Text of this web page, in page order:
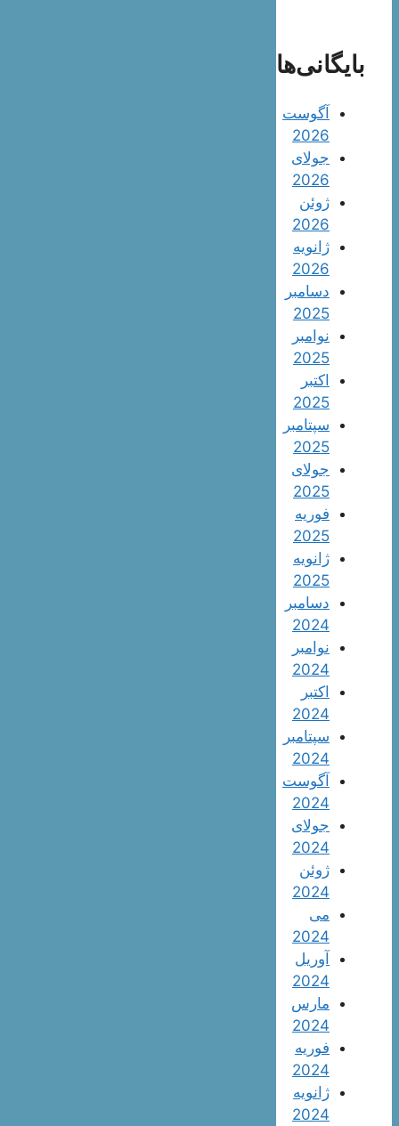
بایگانی‌ها
آگوست
2026
جولای
2026
ژوئن
2026
ژانویه
2026
دسامبر
2025
نوامبر
2025
اکتبر
2025
سپتامبر
2025
جولای
2025
فوریه
2025
ژانویه
2025
دسامبر
2024
نوامبر
2024
اکتبر
2024
سپتامبر
2024
آگوست
2024
جولای
2024
ژوئن
2024
می
2024
آوریل
2024
مارس
2024
فوریه
2024
ژانویه
2024